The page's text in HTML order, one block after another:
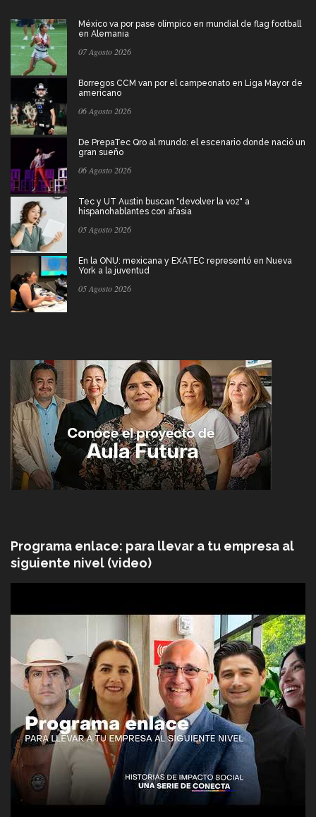
México va por pase olímpico en mundial de flag football
en Alemania
07 Agosto 2026
Borregos CCM van por el campeonato en Liga Mayor de
americano
06 Agosto 2026
De PrepaTec Qro al mundo: el escenario donde nació un
gran sueño
06 Agosto 2026
Tec y UT Austin buscan "devolver la voz" a
hispanohablantes con afasia
05 Agosto 2026
En la ONU: mexicana y EXATEC representó en Nueva
York a la juventud
05 Agosto 2026
Programa enlace: para llevar a tu empresa al
siguiente nivel (video)